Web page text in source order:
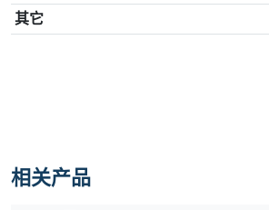
其它
相关产品